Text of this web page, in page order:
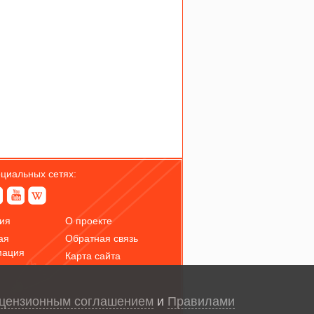
сетях:
О проекте
Обратная связь
Карта сайта
соглашением и Правилами